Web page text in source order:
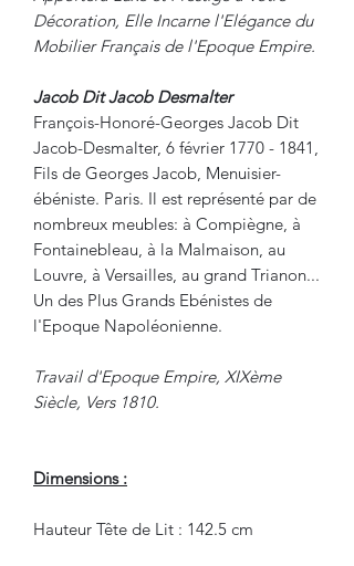
Décoration, Elle Incarne l'Elégance du
Mobilier Français de l'Epoque Empire.
Jacob Dit Jacob Desmalter
François-Honoré-Georges Jacob Dit
Jacob-Desmalter, 6 février 1770 - 1841,
Fils de Georges Jacob, Menuisier-
ébéniste. Paris. Il est représenté par de
nombreux meubles: à Compiègne, à
Fontainebleau, à la Malmaison, au
Louvre, à Versailles, au grand Trianon...
Un des Plus Grands Ebénistes de
l'Epoque Napoléonienne.
Travail d'Epoque Empire, XIXème
Siècle, Vers 1810.
Dimensions :
Hauteur Tête de Lit : 142.5 cm